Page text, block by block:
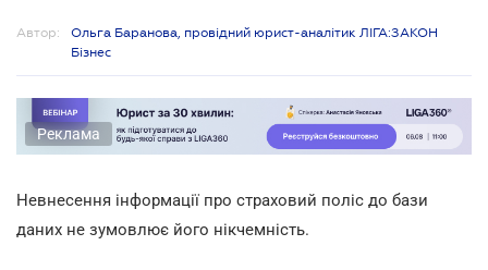
Автор:
Ольга Баранова, провідний юрист-аналітик ЛІГА:ЗАКОН
Бізнес
Реклама
Невнесення інформації про страховий поліс до бази
даних не зумовлює його нікчемність.